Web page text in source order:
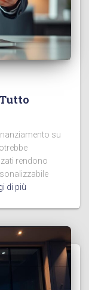
su
rendono
di più